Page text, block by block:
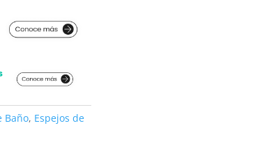
Baño, Espejos de